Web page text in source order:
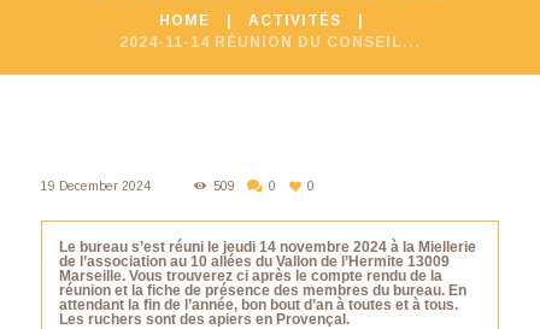
HOME
ACTIVITÉS
2024-11-14 RÉUNION DU CONSEIL...
19 December 2024 509 0 0
Le bureau s’est réuni le jeudi 14 novembre 2024 à la Miellerie
de l’association au 10 allées du Vallon de l’Hermite 13009
Marseille. Vous trouverez ci après le compte rendu de la
réunion et la fiche de présence des membres du bureau. En
attendant la fin de l’année, bon bout d’an à toutes et à tous.
Les ruchers sont des apiers en Provençal.